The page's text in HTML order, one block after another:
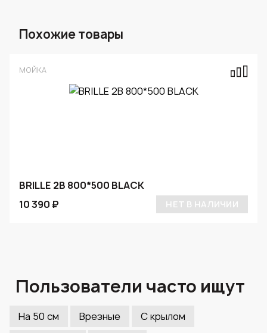
Похожие товары
МОЙКА
BRILLE 2B 800*500 BLACK
10 390 ₽
НЕТ В НАЛИЧИИ
Пользователи часто ищут
На 50 см Врезные
С крылом